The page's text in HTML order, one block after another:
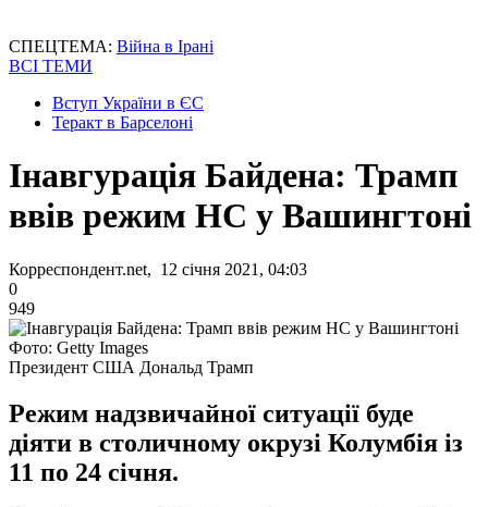
СПЕЦТЕМА: Війна в Ірані
ВСІ ТЕМИ
Вступ України в ЄС
Теракт в Барселоні
Інавгурація Байдена: Трамп
ввів режим НС у Вашингтоні
Корреспондент.net, 12 січня 2021, 04:03
0
949
Фото: Getty Images
Президент США Дональд Трамп
Режим надзвичайної ситуації буде
діяти в столичному окрузі Колумбія із
11 по 24 січня.